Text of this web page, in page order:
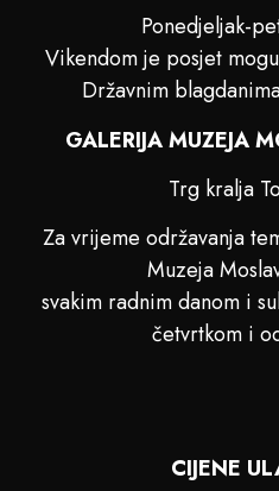
Ponedjeljak-
Vikendom je posjet
Državnim
GALERIJA MUZEJA
Trg kralja
Za vrijeme održavanja
Muzeja
svakim radnim danom i
četvrtkom i
CIJENE